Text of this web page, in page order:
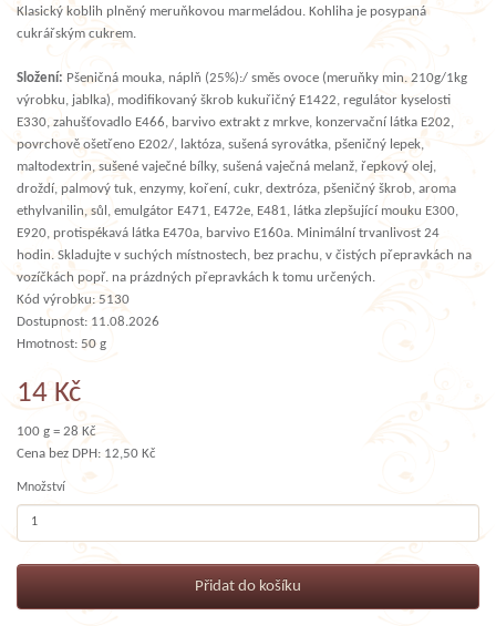
Klasický koblih plněný meruňkovou marmeládou. Kohliha je posypaná
cukrářským cukrem.
Složení: Pšeničná mouka, náplň (25%):/ směs ovoce (meruňky min. 210g/1kg
výrobku, jablka), modifikovaný škrob kukuřičný E1422, regulátor kyselosti
E330, zahušťovadlo E466, barvivo extrakt z mrkve, konzervační látka E202,
povrchově ošetřeno E202/, laktóza, sušená syrovátka, pšeničný lepek,
maltodextrin, sušené vaječné bílky, sušená vaječná melanž, řepkový olej,
droždí, palmový tuk, enzymy, koření, cukr, dextróza, pšeničný škrob, aroma
ethylvanilin, sůl, emulgátor E471, E472e, E481, látka zlepšující mouku E300,
E920, protispékavá látka E470a, barvivo E160a. Minimální trvanlivost 24
hodin. Skladujte v suchých místnostech, bez prachu, v čistých přepravkách na
vozíčkách popř. na prázdných přepravkách k tomu určených.
Kód výrobku: 5130
Dostupnost: 11.08.2026
Hmotnost: 50 g
14 Kč
100 g = 28 Kč
Cena bez DPH: 12,50 Kč
Množství
Přidat do košíku